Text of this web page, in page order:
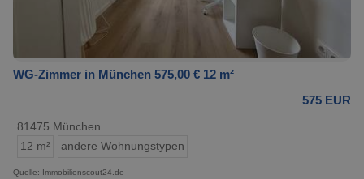
WG-Zimmer in München 575,00 € 12 m²
575 EUR
81475 München
12 m²
andere Wohnungstypen
Quelle: Immobilienscout24.de